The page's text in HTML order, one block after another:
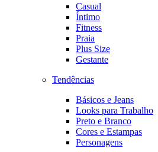
Casual
Íntimo
Fitness
Praia
Plus Size
Gestante
Tendências
Básicos e Jeans
Looks para Trabalho
Preto e Branco
Cores e Estampas
Personagens